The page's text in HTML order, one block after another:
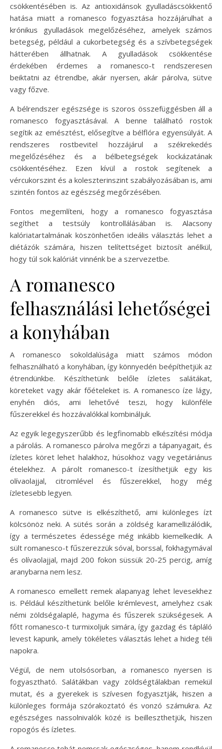
csökkentésében is. Az antioxidánsok gyulladáscsökkentő
hatása miatt a romanesco fogyasztása hozzájárulhat a
krónikus gyulladások megelőzéséhez, amelyek számos
betegség, például a cukorbetegség és a szívbetegségek
hátterében állhatnak. A gyulladások csökkentése
érdekében érdemes a romanesco-t rendszeresen
beiktatni az étrendbe, akár nyersen, akár párolva, sütve
vagy főzve.
A bélrendszer egészsége is szoros összefüggésben áll a
romanesco fogyasztásával. A benne található rostok
segítik az emésztést, elősegítve a bélflóra egyensúlyát. A
rendszeres rostbevitel hozzájárul a székrekedés
megelőzéséhez és a bélbetegségek kockázatának
csökkentéséhez. Ezen kívül a rostok segítenek a
vércukorszint és a koleszterinszint szabályozásában is, ami
szintén fontos az egészség megőrzésében.
Fontos megemlíteni, hogy a romanesco fogyasztása
segíthet a testsúly kontrollálásában is. Alacsony
kalóriatartalmának köszönhetően ideális választás lehet a
diétázók számára, hiszen telítettséget biztosít anélkül,
hogy túl sok kalóriát vinnénk be a szervezetbe.
A romanesco
felhasználási lehetőségei
a konyhában
A romanesco sokoldalúsága miatt számos módon
felhasználható a konyhában, így könnyedén beépíthetjük az
étrendünkbe. Készíthetünk belőle ízletes salátákat,
köreteket vagy akár főételeket is. A romanesco íze lágy,
enyhén diós, ami lehetővé teszi, hogy különféle
fűszerekkel és hozzávalókkal kombináljuk.
Az egyik legegyszerűbb és legfinomabb elkészítési módja
a párolás. A romanesco párolva megőrzi a tápanyagait, és
ízletes köret lehet halakhoz, húsokhoz vagy vegetáriánus
ételekhez. A párolt romanesco-t ízesíthetjük egy kis
olívaolajjal, citromlével és fűszerekkel, hogy még
ízletesebb legyen.
A romanesco sütve is elkészíthető, ami különleges ízt
kölcsönöz neki. A sütés során a zöldség karamellizálódik,
így a természetes édessége még inkább kiemelkedik. A
sült romanesco-t fűszerezzük sóval, borssal, fokhagymával
és olívaolajjal, majd 200 fokon süssük 20-25 percig, amíg
aranybarna nem lesz.
A romanesco emellett remek alapanyag lehet levesekhez
is. Például készíthetünk belőle krémlevest, amelyhez csak
némi zöldségalaplé, hagyma és fűszerek szükségesek. A
főtt romanesco-t turmixoljuk simára, így gazdag és tápláló
levest kapunk, amely tökéletes választás lehet a hideg téli
napokra.
Végül, de nem utolsósorban, a romanesco nyersen is
fogyasztható. Salátákban vagy zöldségtálakban remekül
mutat, és a gyerekek is szívesen fogyasztják, hiszen a
különleges formája szórakoztató és vonzó számukra. Az
egészséges nassolnivalók közé is beilleszthetjük, hiszen
ropogós és ízletes.